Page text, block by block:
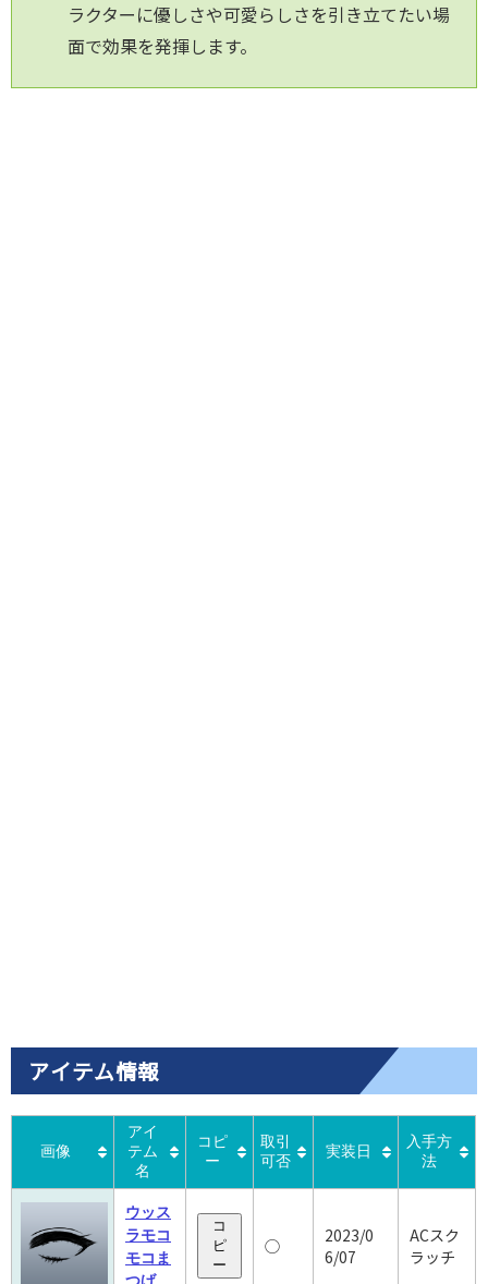
ラクターに優しさや可愛らしさを引き立てたい場
面で効果を発揮します。
アイテム情報
画像
アイ
テム
名
コピ
ー
取引
可否
実装日
入手方
法
ウッス
ラモコ
モコま
コ
ピ
ー
◯
2023/0
6/07
ACスク
ラッチ